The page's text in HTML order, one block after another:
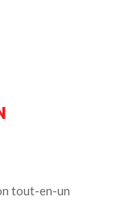
tout-en-un